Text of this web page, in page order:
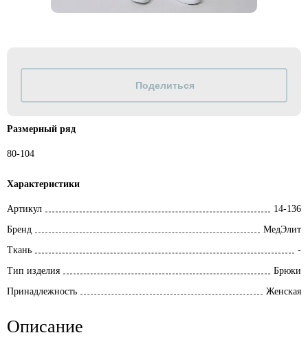
Размерный ряд
80-104
Характеристики
Артикул
14-136
Бренд
МедЭлит
Ткань
-
Тип изделия
Брюки
Принадлежность
Женская
Описание